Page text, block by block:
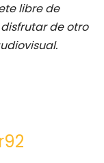
libre de
de otro